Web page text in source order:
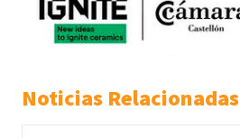
Noticias Relacionadas